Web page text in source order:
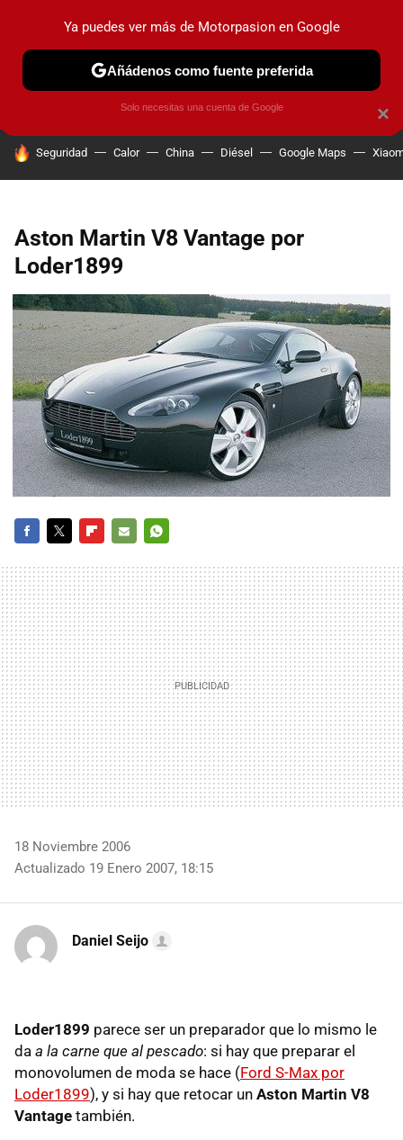
PRUEBAS COCHES ELÉCTRICOS OBSERVATORIO
HOY SE HABLA DE
Seguridad Calor China Diésel Google Maps
Aston Martin V8 Vantage por
Loder1899
MAIL
18 Noviembre 2006
Actualizado 19 Enero 2007, 18:15
Daniel Seijo
Loder1899 parece ser un preparador que lo mismo le
da a la carne que al pescado: si hay que preparar el
monovolumen de moda se hace (Ford S-Max por
Loder1899), y si hay que retocar un Aston Martin V8
Vantage también.
×
Ya puedes ver más de Motorpasion en Google
Añádenos como fuente preferida
Solo necesitas una cuenta de Google